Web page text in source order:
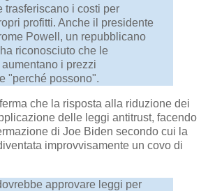
trasferiscano i costi per
profitti. Anche il presidente
Powell, un repubblicano
riconosciuto che le
i prezzi
"perché possono".
che la risposta alla riduzione dei
delle leggi antitrust, facendo
di Joe Biden secondo cui la
improvvisamente un covo di
approvare leggi per